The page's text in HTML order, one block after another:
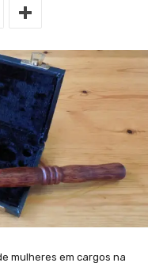
mulheres em cargos na